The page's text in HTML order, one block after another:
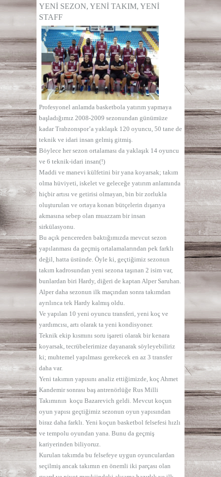
YENİ SEZON, YENİ TAKIM, YENİ
STAFF
Profesyonel anlamda basketbola yatırım yapmaya
başladığımız 2008-2009 sezonundan günümüze
kadar Trabzonspor’a yaklaşık 120 oyuncu, 50 tane de
teknik ve idari insan gelmiş gitmiş.
Böylece her sezon ortalaması da yaklaşık 14 oyuncu
ve 6 teknik-idari insan(!)
Maddi ve manevi külfetini bir yana koyarsak; takım
olma hüviyeti, iskelet ve geleceğe yatırım anlamında
hiçbir artısı ve getirisi olmayan, bin bir zorlukla
oluşturulan ve ortaya konan bütçelerin dışarıya
akmasına sebep olan muazzam bir insan
sirkülasyonu.
Bu açık pencereden baktığımızda mevcut sezon
yapılanması da geçmiş ortalamalarından pek farklı
değil, hatta üstünde. Öyle ki, geçtiğimiz sezonun
takım kadrosundan yeni sezona taşınan 2 isim var,
bunlardan biri Hardy, diğeri de kaptan Alper Saruhan.
Alper daha sezonun ilk maçından sonra takımdan
ayrılınca tek Hardy kalmış oldu.
Ve yapılan 10 yeni oyuncu transferi, yeni koç ve
yardımcısı, artı olarak ta yeni kondisyoner.
Teknik ekip kısmını soru işareti olarak bir kenara
koyarsak, tecrübelerimize dayanarak söyleyebiliriz
ki; muhtemel yapılması gerekecek en az 3 transfer
daha var.
Yeni takımın yapısını analiz ettiğimizde, koç Ahmet
Kandemir sonrası baş antrenörlüğe Rus Milli
Takımının koçu Bazarevich geldi. Mevcut koçun
oyun yapısı geçtiğimiz sezonun oyun yapısından
biraz daha farklı. Yeni koçun basketbol felsefesi hızlı
ve tempolu oyundan yana. Bunu da geçmiş
kariyerinden biliyoruz.
Kurulan takımda bu felsefeye uygun oyunculardan
seçilmiş ancak takımın en önemli iki parçası olan